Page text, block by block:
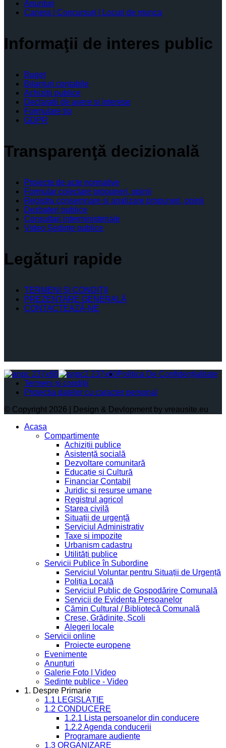
Anunturi
Cariera | Concursuri | Locuri de munca
Informaţii de interes public
Buget
Bilanţuri contabile
Achiziţii publice
Declaratii de avere si interese
Formulare tip
GDPR
Transparenţă decizională
Proiecte de acte normative
Formular colectare propuneri, opinii
Registru consemnare si analizare propuneri, opinii
Dezbateri publice
Consultari interministeriale
Video Şedinţe publice
Legături rapide
TERMENI ŞI CONDIŢII
PREZENTARE GENERALĂ
CONTACTEAZĂ-NE
Politica De Confidențialitate
Termeni și condiții
Protectia datelor cu caracter personal
© Copyright 2026 | Design & Devlopment by vreausite.eu
Acasa
Compartimente
Achiziții publice
Asistență socială
Dezvoltare comunitară
Educație și Cultură
Financiar Contabil
Juridic si resurse umane
Registrul agricol
Starea civilă
Situații de urgență
Serviciul Administrativ
Taxe și impozite
Urbanism cadastru
Utilități publice
Servicii Publice în Subordine
Serviciul Voluntar pentru Situații de Urgență
Poliția Locală
Serviciul Public de Gospodărire Comunală
Servicii de Evidența Persoanelor
Cămin Cultural / Bibliotecă Comunală
Creșe, Grădinițe, Școli
Alegeri locale
Servicii online
Proiecte europene
Evenimente
Anunțuri
Galerie Foto | Video
Sedinte publice - Video
1. Despre Primarie
1.1 LEGISLAȚIE
1.2 CONDUCERE
1.2.1 Lista persoanelor din conducere
1.2.2 Agenda conducerii
Programare audiențe
1.3 ORGANIZARE